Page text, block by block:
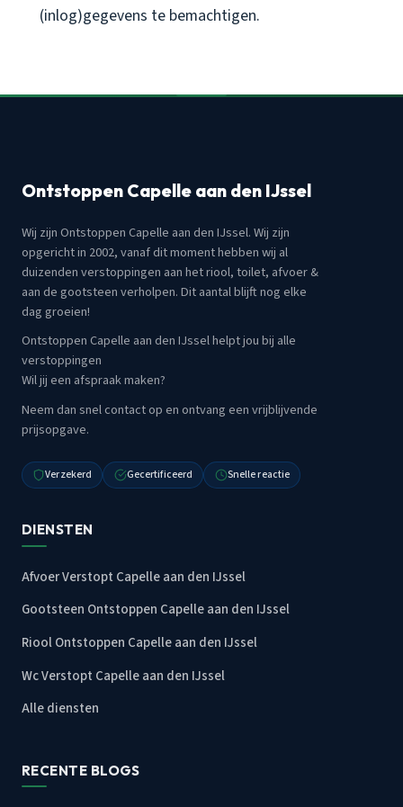
(inlog)gegevens te bemachtigen.
Ontstoppen Capelle aan den IJssel
Wij zijn Ontstoppen Capelle aan den IJssel. Wij zijn
opgericht in 2002, vanaf dit moment hebben wij al
duizenden verstoppingen aan het riool, toilet, afvoer &
aan de gootsteen verholpen. Dit aantal blijft nog elke
dag groeien!
Ontstoppen Capelle aan den IJssel helpt jou bij alle
verstoppingen
Wil jij een afspraak maken?
Neem dan snel contact op en ontvang een vrijblijvende
prijsopgave.
Verzekerd Gecertificeerd Snelle reactie
DIENSTEN
Afvoer Verstopt Capelle aan den IJssel
Gootsteen Ontstoppen Capelle aan den IJssel
Riool Ontstoppen Capelle aan den IJssel
Wc Verstopt Capelle aan den IJssel
Alle diensten
RECENTE BLOGS